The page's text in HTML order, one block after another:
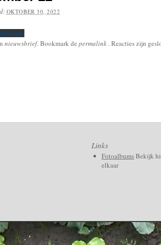
OKTOBER 30, 2022
Download
nieuwsbrief. Bookmark de permalink . Reacties zijn
Links
FotoalbumsBekijk
elkaar